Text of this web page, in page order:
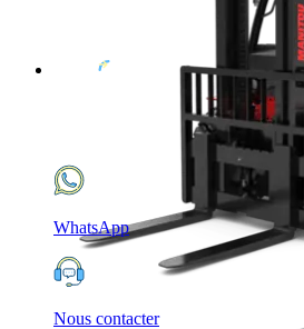
WhatsApp
Nous contacter